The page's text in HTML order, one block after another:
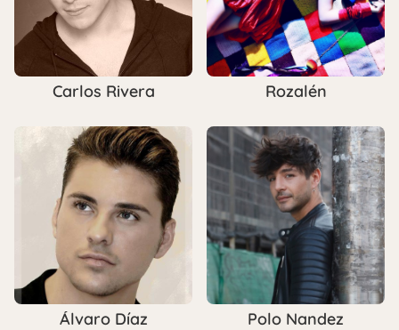
Carlos Rivera Rozalén
Álvaro Díaz Polo Nandez